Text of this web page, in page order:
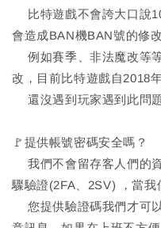
比特遊戲不會誇大口說
會造成BAN機BAN號的修
例如賽季、非法魔改等
改，目前比特遊戲自2018
還沒遇到玩家遇到此問題
🚩提供帳號密碼安全嗎？
我們不會留存客人們的
驟驗證(2FA、2SV) ，當我
您提供驗證碼我們才可